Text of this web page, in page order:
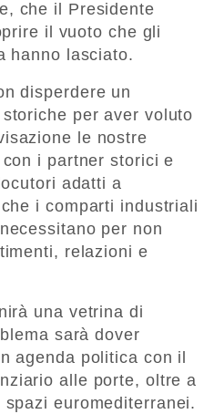
che il Presidente
il vuoto che gli
hanno lasciato.
disperdere un
per aver voluto
le nostre
i partner storici e
adatti a
i comparti industriali
per non
relazioni e
una vetrina di
sarà dover
agenda politica con il
alle porte, oltre a
euromediterranei.